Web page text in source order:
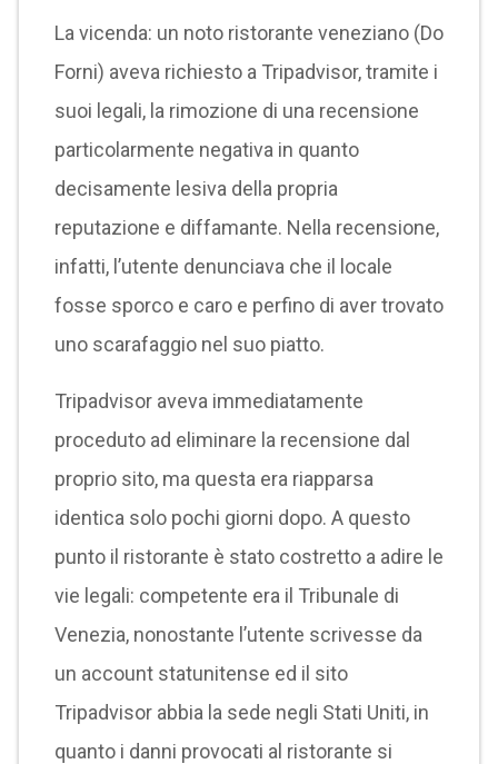
La vicenda: un noto ristorante veneziano (Do
Forni) aveva richiesto a Tripadvisor, tramite i
suoi legali, la rimozione di una recensione
particolarmente negativa in quanto
decisamente lesiva della propria
reputazione e diffamante. Nella recensione,
infatti, l’utente denunciava che il locale
fosse sporco e caro e perfino di aver trovato
uno scarafaggio nel suo piatto.
Tripadvisor aveva immediatamente
proceduto ad eliminare la recensione dal
proprio sito, ma questa era riapparsa
identica solo pochi giorni dopo. A questo
punto il ristorante è stato costretto a adire le
vie legali: competente era il Tribunale di
Venezia, nonostante l’utente scrivesse da
un account statunitense ed il sito
Tripadvisor abbia la sede negli Stati Uniti, in
quanto i danni provocati al ristorante si